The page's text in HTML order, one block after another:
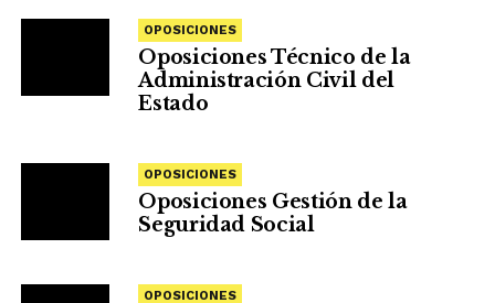
OPOSICIONES
Oposiciones Técnico de la
Administración Civil del
Estado
OPOSICIONES
Oposiciones Gestión de la
Seguridad Social
OPOSICIONES